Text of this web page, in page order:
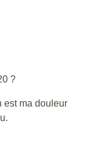
?
est ma douleur